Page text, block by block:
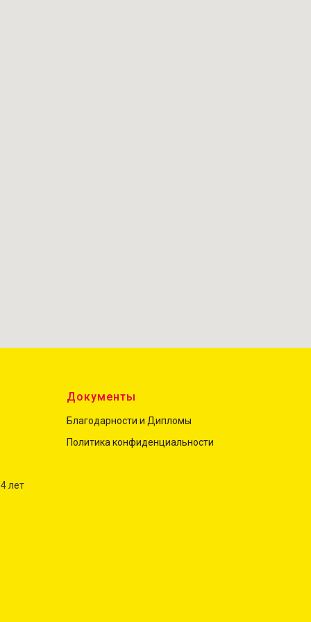
лет
Документы
Благодарности и Дипломы
Политика конфиденциальности